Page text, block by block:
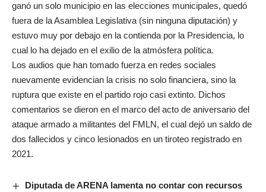
ganó un solo municipio en las elecciones municipales, quedó
fuera de la Asamblea Legislativa (sin ninguna diputación) y
estuvo muy por debajo en la contienda por la Presidencia, lo
cual lo ha dejado en el exilio de la atmósfera política.
Los audios que han tomado fuerza en redes sociales
nuevamente evidencian la crisis no solo financiera, sino la
ruptura que existe en el partido rojo casi extinto. Dichos
comentarios se dieron en el marco del acto de aniversario del
ataque armado a militantes del FMLN, el cual dejó un saldo de
dos fallecidos y cinco lesionados en un tiroteo registrado en
2021.
Diputada de ARENA lamenta no contar con recursos